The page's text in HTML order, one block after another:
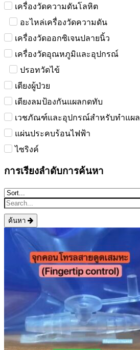
เครื่องวัดความดันโลหิต
อะไหล่เครื่องวัดความดัน
เครื่องวัดออกซิเจนปลายนิ้ว
เครื่องวัดอุณหภูมิและอุปกรณ์
ปรอทวัดไข้
เตียงผู้ป่วย
เตียงลมป้องกันแผลกดทับ
เวชภัณฑ์และอุปกรณ์สำหรับทำแผล
แผ่นประคบร้อนไฟฟ้า
ไซริงค์
การเรียงลำดับการค้นหา
ค้นหา